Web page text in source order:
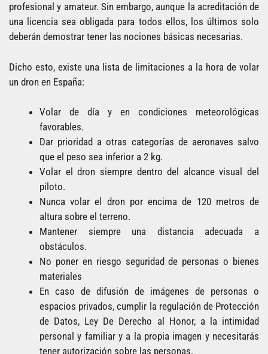
profesional y amateur. Sin embargo, aunque la acreditación de
una licencia sea obligada para todos ellos, los últimos solo
deberán demostrar tener las nociones básicas necesarias.
Dicho esto, existe una lista de limitaciones a la hora de volar
un dron en España:
Volar de día y en condiciones meteorológicas
favorables.
Dar prioridad a otras categorías de aeronaves salvo
que el peso sea inferior a 2 kg.
Volar el dron siempre dentro del alcance visual del
piloto.
Nunca volar el dron por encima de 120 metros de
altura sobre el terreno.
Mantener siempre una distancia adecuada a
obstáculos.
No poner en riesgo seguridad de personas o bienes
materiales
En caso de difusión de imágenes de personas o
espacios privados, cumplir la regulación de Protección
de Datos, Ley De Derecho al Honor, a la intimidad
personal y familiar y a la propia imagen y necesitarás
tener autorización sobre las personas.